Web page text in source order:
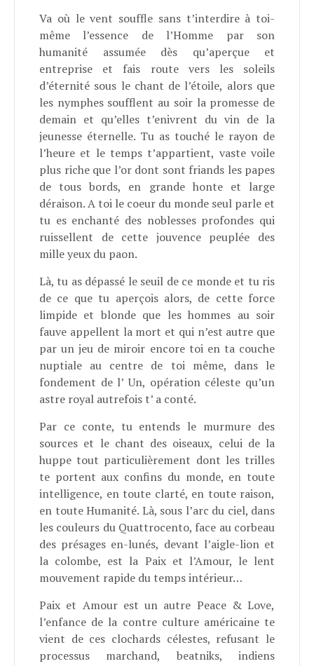
Va où le vent souffle sans t’interdire à toi-
même l’essence de l’Homme par son
humanité assumée dès qu’aperçue et
entreprise et fais route vers les soleils
d’éternité sous le chant de l’étoile, alors que
les nymphes soufflent au soir la promesse de
demain et qu’elles t’enivrent du vin de la
jeunesse éternelle. Tu as touché le rayon de
l’heure et le temps t’appartient, vaste voile
plus riche que l’or dont sont friands les papes
de tous bords, en grande honte et large
déraison. A toi le coeur du monde seul parle et
tu es enchanté des noblesses profondes qui
ruissellent de cette jouvence peuplée des
mille yeux du paon.
Là, tu as dépassé le seuil de ce monde et tu ris
de ce que tu aperçois alors, de cette force
limpide et blonde que les hommes au soir
fauve appellent la mort et qui n’est autre que
par un jeu de miroir encore toi en ta couche
nuptiale au centre de toi même, dans le
fondement de l’ Un, opération céleste qu’un
astre royal autrefois t’ a conté.
Par ce conte, tu entends le murmure des
sources et le chant des oiseaux, celui de la
huppe tout particulièrement dont les trilles
te portent aux confins du monde, en toute
intelligence, en toute clarté, en toute raison,
en toute Humanité. Là, sous l’arc du ciel, dans
les couleurs du Quattrocento, face au corbeau
des présages en-lunés, devant l’aigle-lion et
la colombe, est la Paix et l’Amour, le lent
mouvement rapide du temps intérieur…
Paix et Amour est un autre Peace & Love,
l’enfance de la contre culture américaine te
vient de ces clochards célestes, refusant le
processus marchand, beatniks, indiens